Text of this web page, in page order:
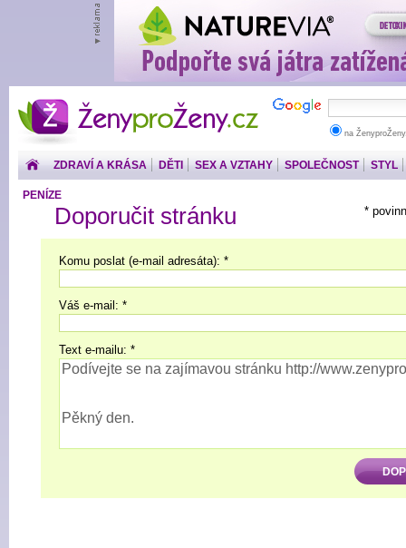
ŽenyproŽeny.cz
na
ZDRAVÍ A KRÁSA DĚTI SEX A VZTAHY SPOLEČNOST STYL
PENÍZE
*
Doporučit stránku
Komu poslat (e-mail adresáta): *
Váš e-mail: *
Text e-mailu: *